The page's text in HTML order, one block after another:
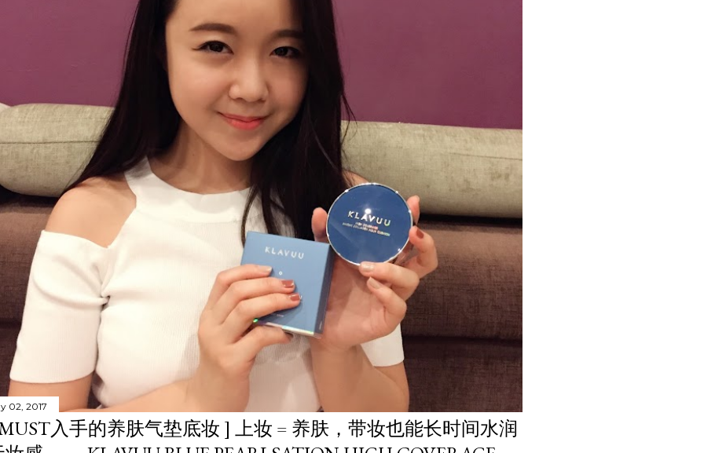
02, 2017
入手的养肤气垫底妆 ] 上妆 = 养肤，带妆也能长时间水润